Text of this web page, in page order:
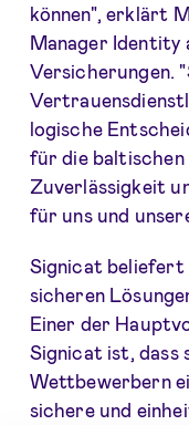
können", erklärt
Manager Identity
Versicherungen.
logische
für die baltischen
Zuverlässigkeit
für uns und
Signicat beliefert
sicheren
Einer der
Signicat ist, dass
Wettbewerbern
sichere und